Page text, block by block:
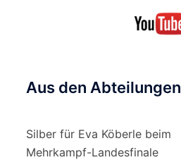
Aus den Abteilungen
Silber für Eva Köberle beim
Mehrkampf-Landesfinale